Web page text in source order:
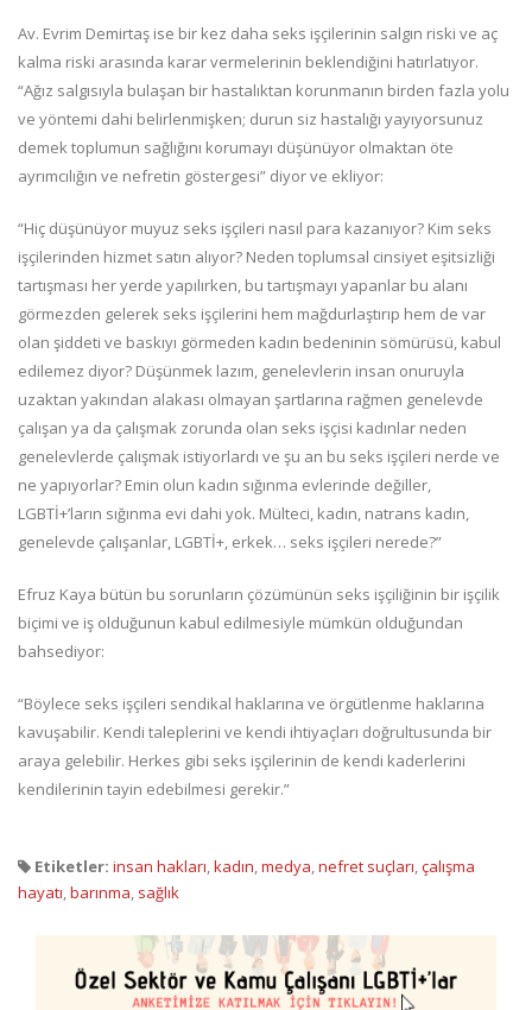
Av. Evrim Demirtaş ise bir kez daha seks işçilerinin salgın riski ve aç
kalma riski arasında karar vermelerinin beklendiğini hatırlatıyor.
“Ağız salgısıyla bulaşan bir hastalıktan korunmanın birden fazla yolu
ve yöntemi dahi belirlenmişken; durun siz hastalığı yayıyorsunuz
demek toplumun sağlığını korumayı düşünüyor olmaktan öte
ayrımcılığın ve nefretin göstergesi” diyor ve ekliyor:
“Hiç düşünüyor muyuz seks işçileri nasıl para kazanıyor? Kim seks
işçilerinden hizmet satın alıyor? Neden toplumsal cinsiyet eşitsizliği
tartışması her yerde yapılırken, bu tartışmayı yapanlar bu alanı
görmezden gelerek seks işçilerini hem mağdurlaştırıp hem de var
olan şiddeti ve baskıyı görmeden kadın bedeninin sömürüsü, kabul
edilemez diyor? Düşünmek lazım, genelevlerin insan onuruyla
uzaktan yakından alakası olmayan şartlarına rağmen genelevde
çalışan ya da çalışmak zorunda olan seks işçisi kadınlar neden
genelevlerde çalışmak istiyorlardı ve şu an bu seks işçileri nerde ve
ne yapıyorlar? Emin olun kadın sığınma evlerinde değiller,
LGBTİ+’ların sığınma evi dahi yok. Mülteci, kadın, natrans kadın,
genelevde çalışanlar, LGBTİ+, erkek… seks işçileri nerede?”
Efruz Kaya bütün bu sorunların çözümünün seks işçiliğinin bir işçilik
biçimi ve iş olduğunun kabul edilmesiyle mümkün olduğundan
bahsediyor:
“Böylece seks işçileri sendikal haklarına ve örgütlenme haklarına
kavuşabilir. Kendi taleplerini ve kendi ihtiyaçları doğrultusunda bir
araya gelebilir. Herkes gibi seks işçilerinin de kendi kaderlerini
kendilerinin tayin edebilmesi gerekir.”
Etiketler: insan hakları,kadın,medya,nefret suçları,çalışma
hayatı,barınma, sağlık